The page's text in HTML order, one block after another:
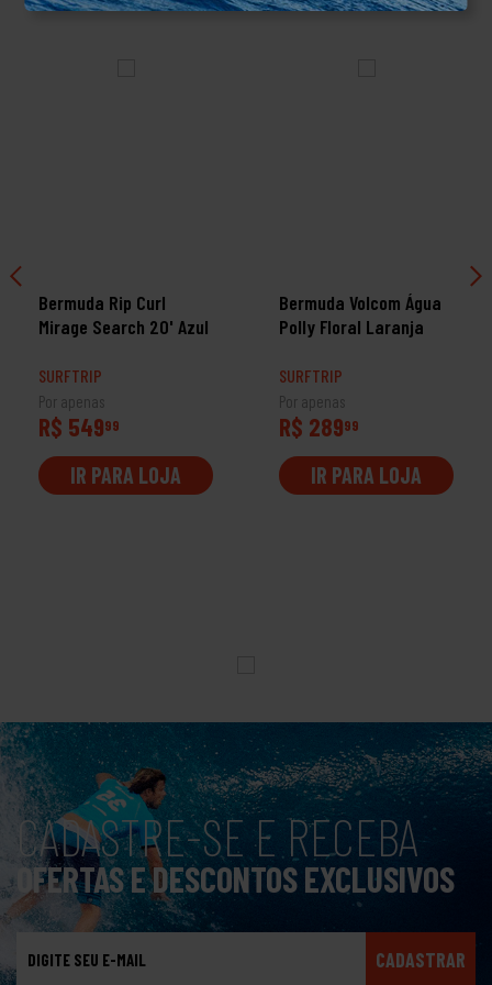
Bermuda Rip Curl
Mirage Search 20' Azul
SURFTRIP
Por apenas
R$ 54999
IR PARA LOJA
Bermuda Volcom Água
Polly Floral Laranja
SURFTRIP
Por apenas
R$ 28999
IR PARA LOJA
CADASTRE-SE E RECEBA
OFERTAS E DESCONTOS EXCLUSIVOS
CADASTRAR